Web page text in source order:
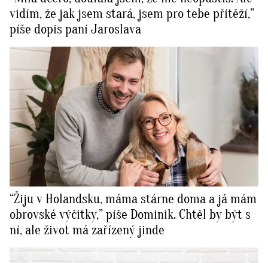
vidím, že jak jsem stará, jsem pro tebe přítěží,”
píše dopis paní Jaroslava
“Žiju v Holandsku, máma stárne doma a já mám
obrovské výčitky,” píše Dominik. Chtěl by být s
ní, ale život má zařízený jinde